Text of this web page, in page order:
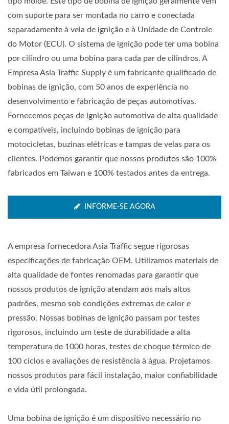
com suporte para ser montada no carro e conectada
separadamente à vela de ignição e à Unidade de Controle
do Motor (ECU). O sistema de ignição pode ter uma bobina
por cilindro ou uma bobina para cada par de cilindros. A
Empresa Asia Traffic Supply é um fabricante qualificado de
bobinas de ignição, com 50 anos de experiência no
desenvolvimento e fabricação de peças automotivas.
Fornecemos peças de ignição automotiva de alta qualidade
e compatíveis, incluindo bobinas de ignição para
motocicletas, buzinas elétricas e tampas de velas para os
clientes. Podemos garantir que nossos produtos são 100%
fabricados em Taiwan e 100% testados antes da entrega.
INFORME-SE AGORA
A empresa fornecedora Asia Traffic segue rigorosas
especificações de fabricação OEM. Utilizamos materiais de
alta qualidade de fontes renomadas para garantir que
nossos produtos de ignição atendam aos mais altos
padrões, mesmo sob condições extremas de calor e
pressão. Nossas bobinas de ignição passam por testes
rigorosos, incluindo um teste de durabilidade a alta
temperatura de 1000 horas, testes de choque térmico de
100 ciclos e avaliações de resistência à água. Projetamos
nossos produtos para fácil instalação, maior confiabilidade
e vida útil prolongada.
Uma bobina de ignição é um dispositivo necessário no